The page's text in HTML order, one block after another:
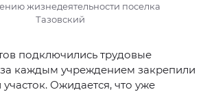
жизнедеятельности поселка
Тазовский
подключились трудовые
каждым учреждением закрепили
Ожидается, что уже